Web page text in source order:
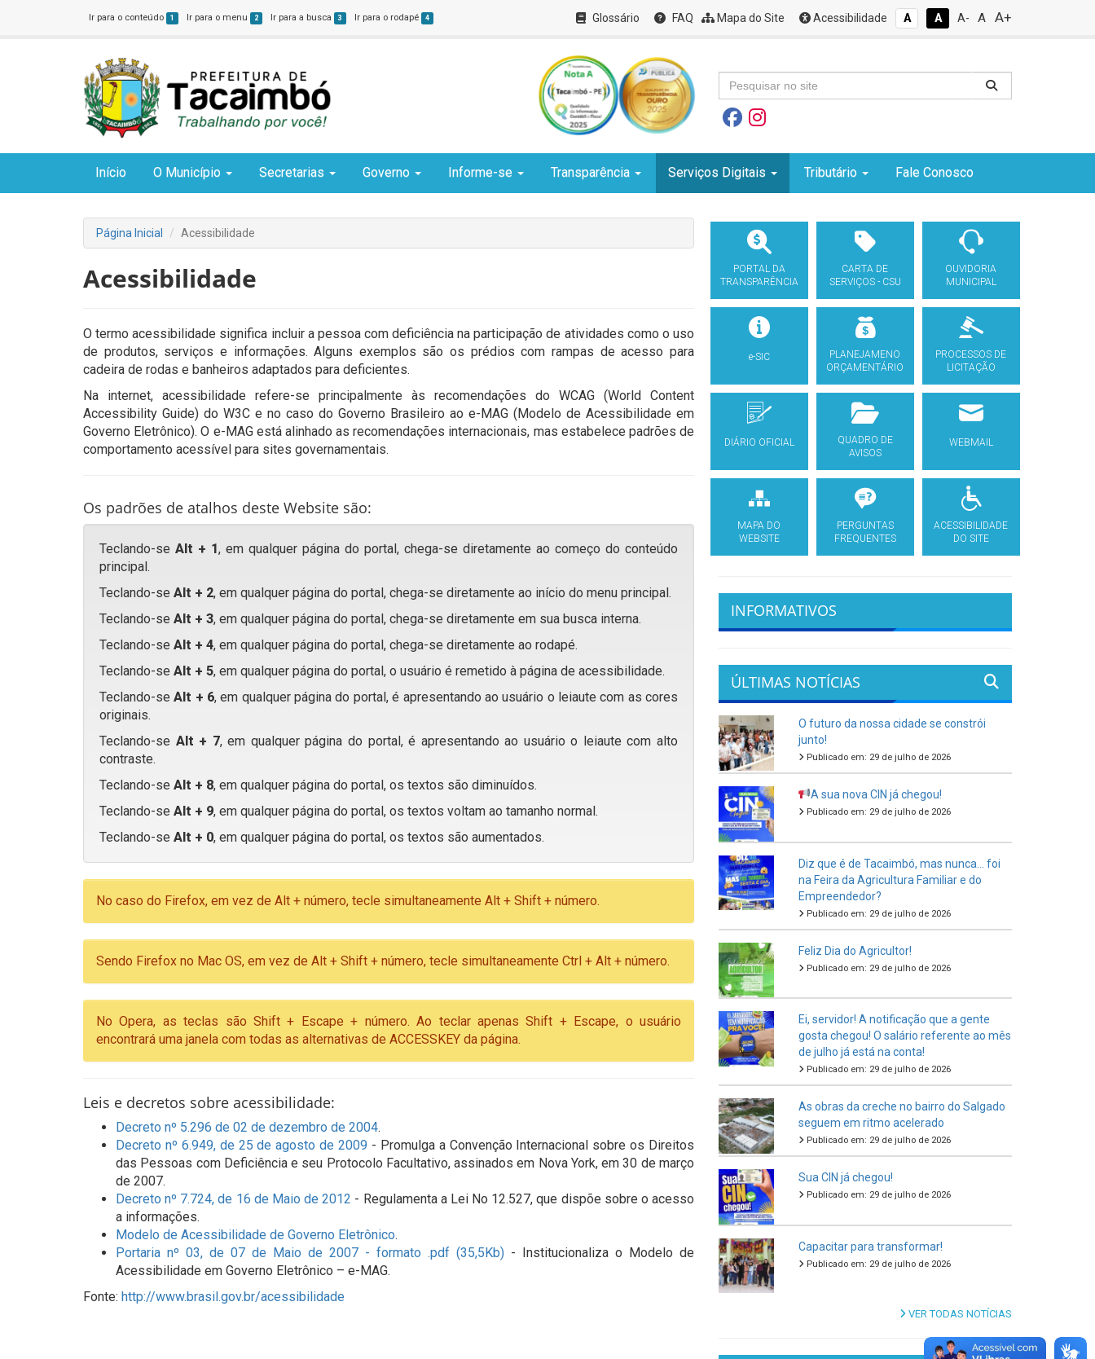
Ir para o conteúdo 1 Ir para o menu 2 Ir para a busca 3 Ir para o rodapé 4 Glossário FAQ Mapa do Site Acessibilidade A A A- A A+
Início O Município Secretarias Governo Informe-se Transparência Serviços Digitais Tributário Fale Conosco
Página Inicial Acessibilidade
Acessibilidade
O termo acessibilidade significa incluir a pessoa com deficiência na participação de atividades como o uso
de produtos, serviços e informações. Alguns exemplos são os prédios com rampas de acesso para
cadeira de rodas e banheiros adaptados para deficientes.
Na internet, acessibilidade refere-se principalmente às recomendações do WCAG (World Content
Accessibility Guide) do W3C e no caso do Governo Brasileiro ao e-MAG (Modelo de Acessibilidade em
Governo Eletrônico). O e-MAG está alinhado as recomendações internacionais, mas estabelece padrões de
comportamento acessível para sites governamentais.
Os padrões de atalhos deste Website são:
Teclando-se Alt + 1, em qualquer página do portal, chega-se diretamente ao começo do conteúdo
principal.
Teclando-se Alt + 2, em qualquer página do portal, chega-se diretamente ao início do menu principal.
Teclando-se Alt + 3, em qualquer página do portal, chega-se diretamente em sua busca interna.
Teclando-se Alt + 4, em qualquer página do portal, chega-se diretamente ao rodapé.
Teclando-se Alt + 5, em qualquer página do portal, o usuário é remetido à página de acessibilidade.
Teclando-seAlt + 6, em qualquer página do portal, é apresentando ao usuário o leiaute com as cores
originais.
Teclando-se Alt + 7, em qualquer página do portal, é apresentando ao usuário o leiaute com alto
contraste.
Teclando-se Alt + 8, em qualquer página do portal, os textos são diminuídos.
Teclando-se Alt + 9, em qualquer página do portal, os textos voltam ao tamanho normal.
Teclando-se Alt + 0, em qualquer página do portal, os textos são aumentados.
No caso do Firefox, em vez de Alt + número, tecle simultaneamente Alt + Shift + número.
Sendo Firefox no Mac OS, em vez de Alt + Shift + número, tecle simultaneamente Ctrl + Alt + número.
No Opera, as teclas são Shift + Escape + número. Ao teclar apenas Shift + Escape, o usuário
encontrará uma janela com todas as alternativas de ACCESSKEY da página.
Leis e decretos sobre acessibilidade:
Decreto nº 5.296 de 02 de dezembro de 2004.
Decreto nº 6.949, de 25 de agosto de 2009 - Promulga a Convenção Internacional sobre os Direitos
das Pessoas com Deficiência e seu Protocolo Facultativo, assinados em Nova York, em 30 de março
de 2007.
Decreto nº 7.724, de 16 de Maio de 2012 - Regulamenta a Lei No 12.527, que dispõe sobre o acesso
a informações.
Modelo de Acessibilidade de Governo Eletrônico.
Portaria nº 03, de 07 de Maio de 2007 - formato .pdf (35,5Kb) - Institucionaliza o Modelo de
Acessibilidade em Governo Eletrônico – e-MAG.
Fonte: http://www.brasil.gov.br/acessibilidade
PORTAL DA
TRANSPARÊNCIA
CARTA DE
SERVIÇOS - CSU
OUVIDORIA
MUNICIPAL
e-SIC
PLANEJAMENO
ORÇAMENTÁRIO
PROCESSOS DE
LICITAÇÃO
DIÁRIO OFICIAL
QUADRO DE
AVISOS
WEBMAIL
MAPA DO
WEBSITE
PERGUNTAS
FREQUENTES
ACESSIBILIDADE
DO SITE
INFORMATIVOS
ÚLTIMAS NOTÍCIAS
O futuro da nossa cidade se constrói
junto!
Publicado em: 29 de julho de 2026
A sua nova CIN já chegou!
Publicado em: 29 de julho de 2026
Diz que é de Tacaimbó, mas nunca… foi
na Feira da Agricultura Familiar e do
Empreendedor?
Publicado em: 29 de julho de 2026
Feliz Dia do Agricultor!
Publicado em: 29 de julho de 2026
Ei, servidor! A notificação que a gente
gosta chegou! O salário referente ao mês
de julho já está na conta!
Publicado em: 29 de julho de 2026
As obras da creche no bairro do Salgado
seguem em ritmo acelerado
Publicado em: 29 de julho de 2026
Sua CIN já chegou!
Publicado em: 29 de julho de 2026
Capacitar para transformar!
Publicado em: 29 de julho de 2026
VER TODAS NOTÍCIAS